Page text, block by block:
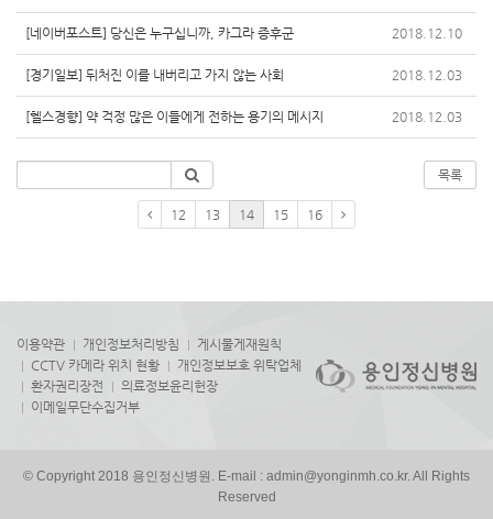
[네이버포스트] 당신은 누구십니까, 카그라 증후군 2018.12.10
[경기일보] 뒤처진 이를 내버리고 가지 않는 사회 2018.12.03
[헬스경향] 약 걱정 많은 이들에게 전하는 용기의 메시지 2018.12.03
목록
12 13 14 15 16
이용약관 개인정보처리방침
게시물게재원칙
CCTV 카메라 위치 현황
개인정보보호 위탁업체
환자권리장전
의료정보윤리헌장
이메일무단수집거부
© Copyright 2018 용인정신병원. E-mail : admin@yonginmh.co.kr. All Rights
Reserved